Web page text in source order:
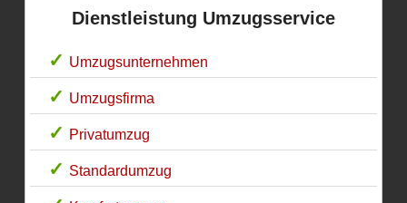
Dienstleistung Umzugsservice
Umzugsunternehmen
Umzugsfirma
Privatumzug
Standardumzug